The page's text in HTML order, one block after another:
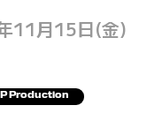
11月15日(金)
IP Production